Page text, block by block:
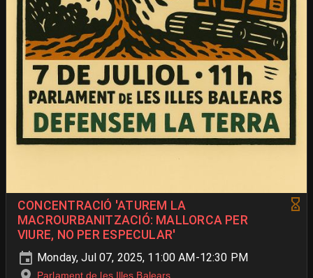
CONCENTRACIÓ 'ATUREM LA
MACROURBANITZACIÓ: MALLORCA PER
VIURE, NO PER ESPECULAR'
Monday, Jul 07, 2025, 11:00 AM-12:30 PM
Parlament de les Illes Balears